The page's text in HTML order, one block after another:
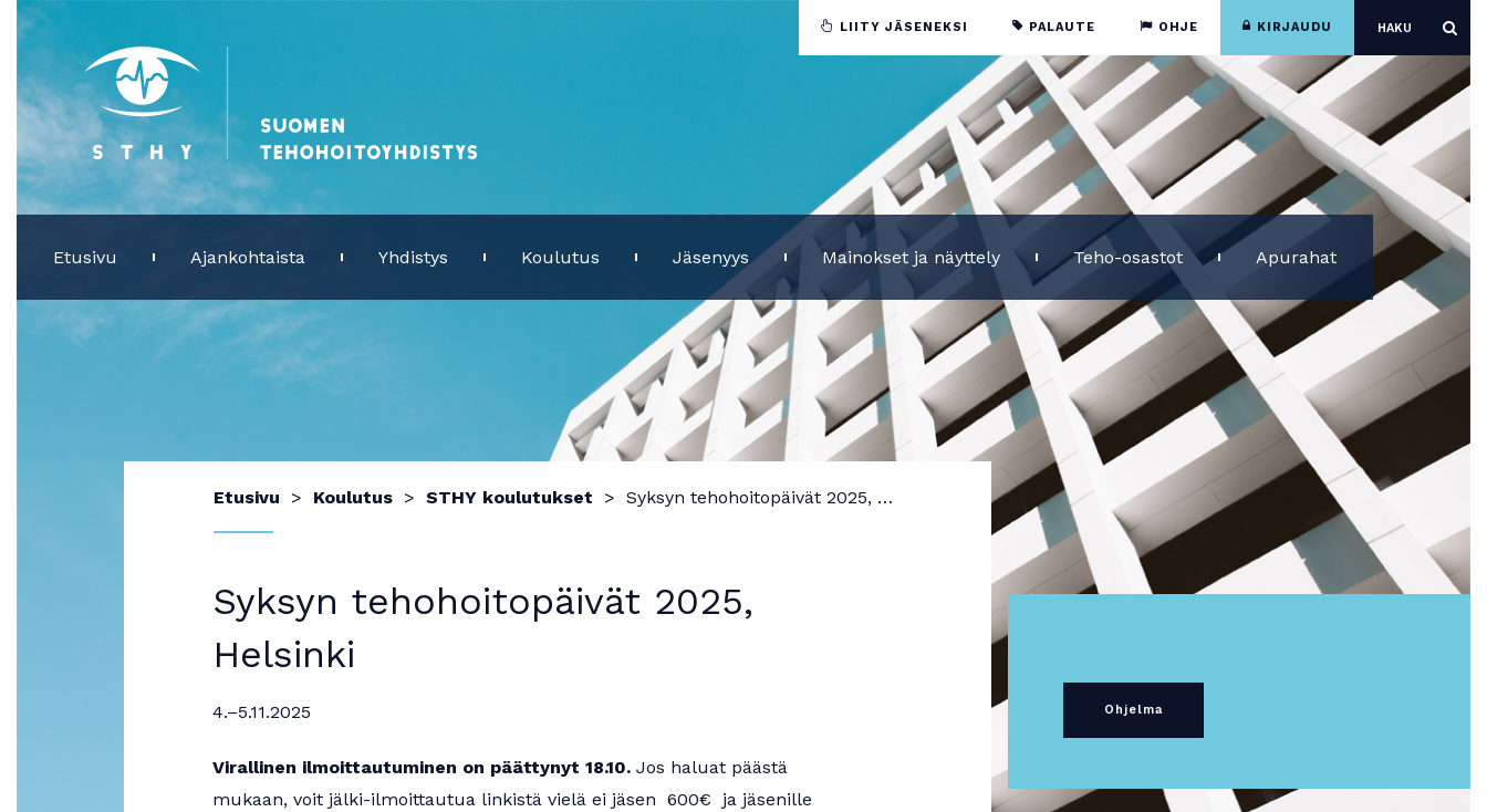
Etusivu Ajankohtaista Yhdistys Koulutus Jäsenyys Mainokset ja näyttely Teho-osastot Apurahat
LIITY JÄSENEKSI PALAUTE OHJE KIRJAUDU
Etusivu Koulutus STHY koulutukset Syksyn tehohoitopäivät 2025, Helsinki
Syksyn tehohoitopäivät 2025,
Helsinki
4.–5.11.2025
Virallinen ilmoittautuminen on päättynyt 18.10.Jos haluat päästä
mukaan, voit jälki-ilmoittautua linkistä vielä ei jäsen 600€ ja jäsenille
Ohjelma